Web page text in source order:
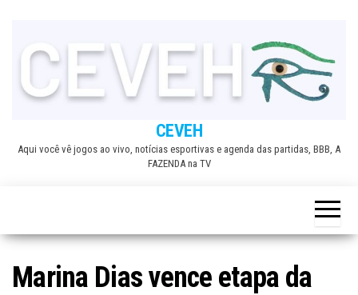
CEVEH
Aqui você vê jogos ao vivo, notícias esportivas e agenda das partidas, BBB, A
FAZENDA na TV
Marina Dias vence etapa da